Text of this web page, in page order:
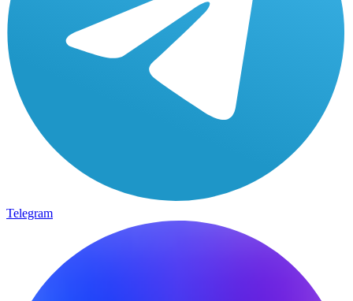
Telegram